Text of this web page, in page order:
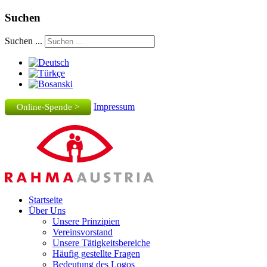
Suchen
Suchen ...
Online-Spende > Impressum
Startseite
Über Uns
Unsere Prinzipien
Vereinsvorstand
Unsere Tätigkeitsbereiche
Häufig gestellte Fragen
Bedeutung des Logos